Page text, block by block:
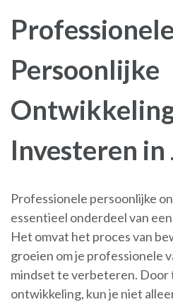
Professionele
Persoonlijke
Investeren in
Professionele persoonlijke
essentieel onderdeel van
Het omvat het proces van
groeien om je professionele
mindset te verbeteren. Door
ontwikkeling, kun je niet